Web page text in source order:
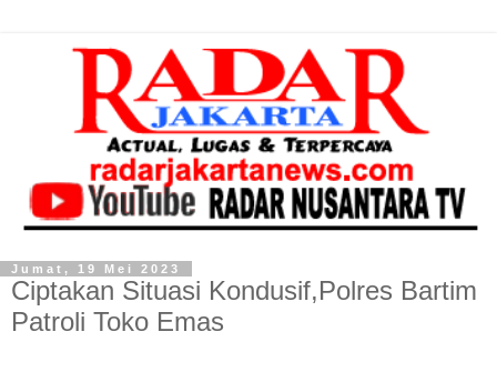
Jumat, 19 Mei 2023
Ciptakan Situasi Kondusif,Polres Bartim
Patroli Toko Emas